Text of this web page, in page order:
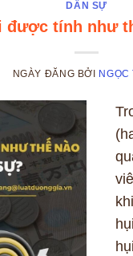
DÂN SỰ
tính như
NGÀY ĐĂNG BỞI NGỌC